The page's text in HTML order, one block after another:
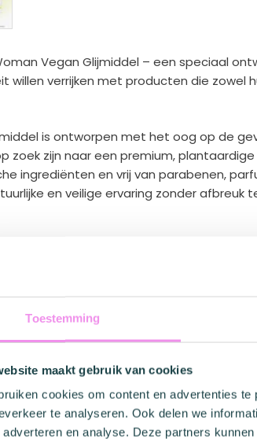
Toestemming
maakt gebruik van cookies
cookies om content en advertenties
te analyseren. Ook delen we
adverteren en analyse. Deze partners
Vegan Glijmiddel – een speciaal
willen verrijken met producten die zowel
is ontworpen met het oog op de
zoek zijn naar een premium,
ingrediënten en vrij van parabenen,
en veilige ervaring zonder afbreuk
is niet alleen 100% veganistisch maar
getest en goedgekeurd, met
je meest intieme zones te beschermen
kun je genieten van langdurig
en de niet-drogende formule
je sensuele momenten nog
is het respect voor de planeet.
de verpakking is ook eco-vriendelijk. Het